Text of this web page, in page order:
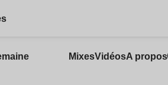
MixesVidéosA propos